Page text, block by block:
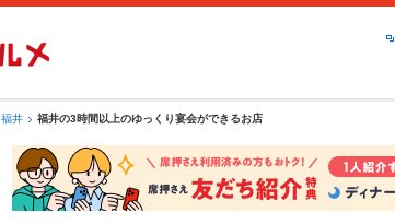
福井 福井の3時間以上のゆっくり宴会ができるお店